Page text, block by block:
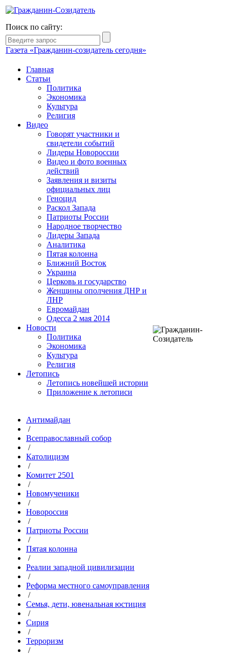
Поиск по сайту:
Газета «Гражданин-созидатель сегодня»
Главная
Статьи
Политика
Экономика
Культура
Религия
Видео
Говорят участники и
свидетели событий
Лидеры Новороссии
Видео и фото военных
действий
Заявления и визиты
официальных лиц
Геноцид
Раскол Запада
Патриоты России
Народное творчество
Лидеры Запада
Аналитика
Пятая колонна
Ближний Восток
Украина
Церковь и государство
Женщины ополчения ДНР и
ЛНР
Евромайдан
Одесса 2 мая 2014
Новости
Политика
Экономика
Культура
Религия
Летопись
Летопись новейшей истории
Приложение к летописи
Антимайдан
/
Всеправославный собор
/
Католицизм
/
Комитет 2501
/
Новомученики
/
Новороссия
/
Патриоты России
/
Пятая колонна
/
Реалии западной цивилизации
/
Реформа местного самоуправления
/
Семья, дети, ювенальная юстиция
/
Сирия
/
Терроризм
/